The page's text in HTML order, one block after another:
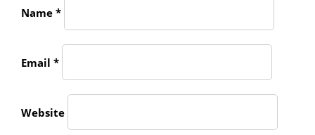
Name *
Email *
Website